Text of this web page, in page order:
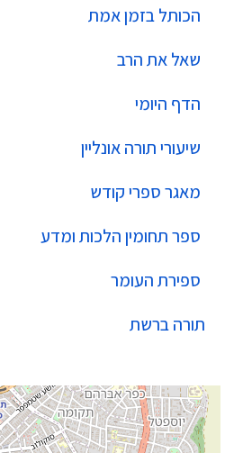
הכותל בזמן אמת
שאל את הרב
הדף היומי
שיעורי תורה אונליין
מאגר ספרי קודש
ספר תחומין הלכות ומדע
ספירת העומר
תורה ברשת